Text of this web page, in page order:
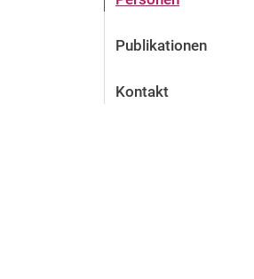
Publikationen
Kontakt